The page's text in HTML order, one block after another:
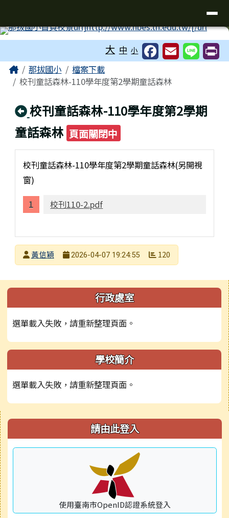
大 中 小
主內容區域
Home那拔國小
檔案下載
校刊童話森林-110學年度第2學期童話森林
回上頁
校刊童話森林-110學年度第2學期
童話森林 頁面關閉中
校刊童話森林-110學年度第2學期童話森林(另開視
窗)
校刊110-2.pdf
發布者
黃信穎
2026-04-07 19:24:55 120
下中右區域內容
左邊區域內容 行政處室
選單載入失敗，請重新整理頁面。
學校簡介
選單載入失敗，請重新整理頁面。
右邊區域內容 請由此登入
使用臺南市OpenID認證系統登入
頁尾區域